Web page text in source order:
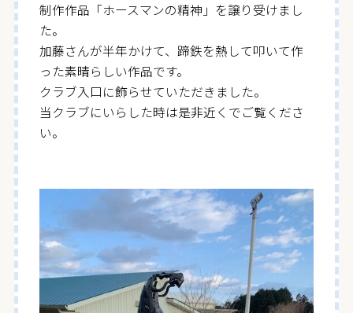
制作作品「ホースマンの精神」を譲り受けまし
た。
加藤さんが半年かけて、蹄鉄を熱して叩いて作
った素晴らしい作品です。
クラブ入口に飾らせていただきました。
当クラブにいらした時は是非近くでご覧くださ
い。